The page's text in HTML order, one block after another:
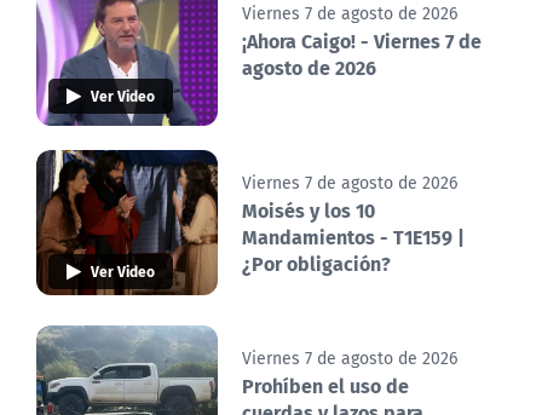
Ver Video
Viernes 7 de agosto de 2026
¡Ahora Caigo! - Viernes 7 de
agosto de 2026
Ver Video
Viernes 7 de agosto de 2026
Moisés y los 10
Mandamientos - T1E159 |
¿Por obligación?
Viernes 7 de agosto de 2026
Prohíben el uso de